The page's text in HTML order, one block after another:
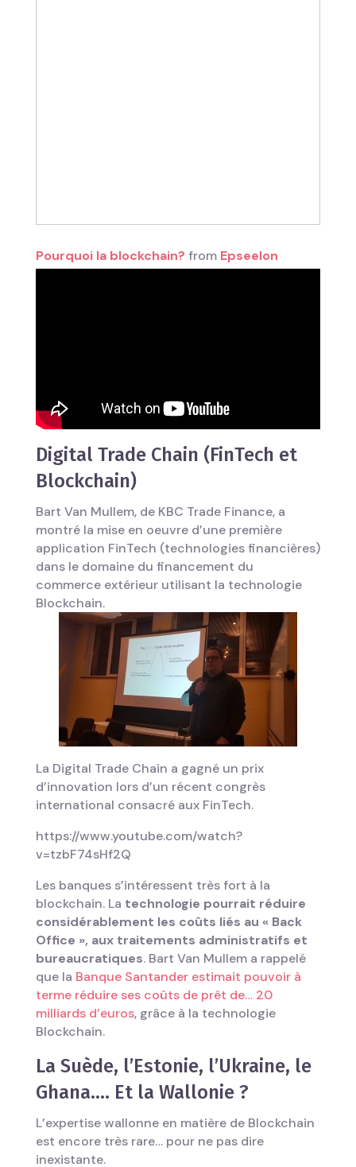
Pourquoi la blockchain? from Epseelon
Digital Trade Chain (FinTech et
Blockchain)
Bart Van Mullem, de KBC Trade Finance, a
montré la mise en oeuvre d’une première
application FinTech (technologies financières)
dans le domaine du financement du
commerce extérieur utilisant la technologie
Blockchain.
La Digital Trade Chain a gagné un prix
d’innovation lors d’un récent congrès
international consacré aux FinTech.
https://www.youtube.com/watch?
v=tzbF74sHf2Q
Les banques s’intéressent très fort à la
blockchain. La technologie pourrait réduire
considérablement les coûts liés au « Back
Office », aux traitements administratifs et
bureaucratiques. Bart Van Mullem a rappelé
que la Banque Santander estimait pouvoir à
terme réduire ses coûts de prêt de… 20
milliards d’euros, grâce à la technologie
Blockchain.
La Suède, l’Estonie, l’Ukraine, le
Ghana…. Et la Wallonie ?
L’expertise wallonne en matière de Blockchain
est encore très rare… pour ne pas dire
inexistante.